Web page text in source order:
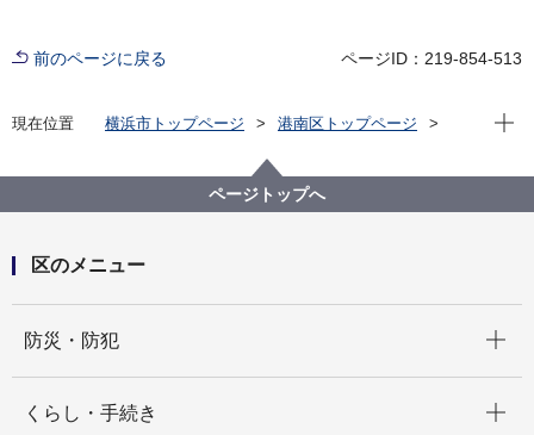
前のページに戻る ページID：219-854-513
現在位置 横浜市トップページ
港南区トップページ
「図面謄本」・「写し証明」交付申請の注意事項
現在
ページトップへ
区のメニュー
防災・防犯
くらし・手続き